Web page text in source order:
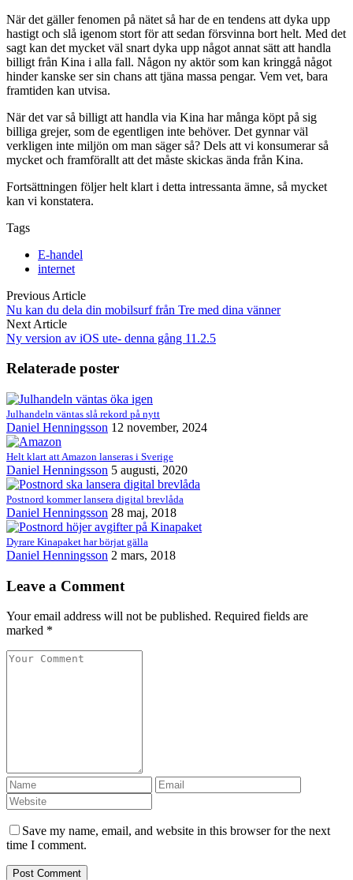
När det gäller fenomen på nätet så har de en tendens att dyka upp
hastigt och slå igenom stort för att sedan försvinna bort helt. Med det
sagt kan det mycket väl snart dyka upp något annat sätt att handla
billigt från Kina i alla fall. Någon ny aktör som kan kringgå något
hinder kanske ser sin chans att tjäna massa pengar. Vem vet, bara
framtiden kan utvisa.
När det var så billigt att handla via Kina har många köpt på sig
billiga grejer, som de egentligen inte behöver. Det gynnar väl
verkligen inte miljön om man säger så? Dels att vi konsumerar så
mycket och framförallt att det måste skickas ända från Kina.
Fortsättningen följer helt klart i detta intressanta ämne, så mycket
kan vi konstatera.
Tags
E-handel
internet
Previous Article
Nu kan du dela din mobilsurf från Tre med dina vänner
Next Article
Ny version av iOS ute- denna gång 11.2.5
Relaterade poster
Julhandeln väntas slå rekord på nytt
Daniel Henningsson 12 november, 2024
Helt klart att Amazon lanseras i Sverige
Daniel Henningsson 5 augusti, 2020
Postnord kommer lansera digital brevlåda
Daniel Henningsson 28 maj, 2018
Dyrare Kinapaket har börjat gälla
Daniel Henningsson 2 mars, 2018
Leave a Comment
Your email address will not be published. Required fields are
marked *
Save my name, email, and website in this browser for the next
time I comment.